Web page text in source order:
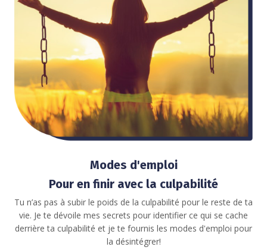
Modes d'emploi
Pour en finir avec la culpabilité
Tu n’as pas à subir le poids de la culpabilité pour le reste de ta
vie. Je te dévoile mes secrets pour identifier ce qui se cache
derrière ta culpabilité et je te fournis les modes d'emploi pour
la désintégrer!